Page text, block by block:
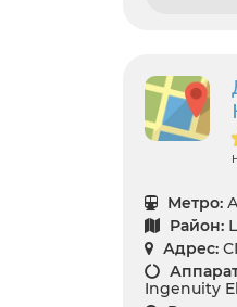
Метро:
Район:
Адрес:
Ingenuity